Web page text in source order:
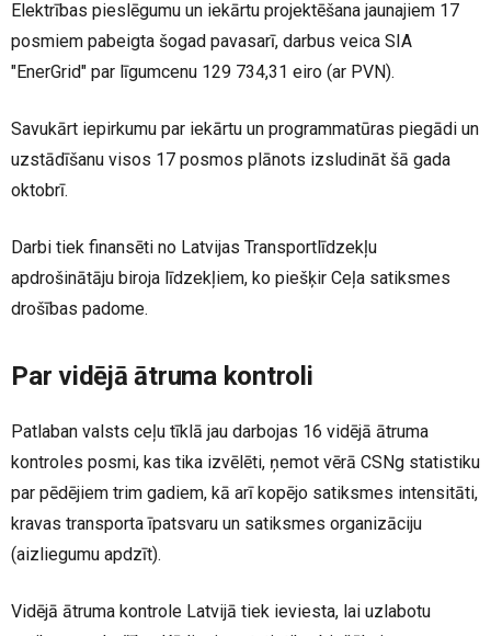
Elektrības pieslēgumu un iekārtu projektēšana jaunajiem 17
posmiem pabeigta šogad pavasarī, darbus veica SIA
"EnerGrid" par līgumcenu 129 734,31 eiro (ar PVN).
Savukārt iepirkumu par iekārtu un programmatūras piegādi un
uzstādīšanu visos 17 posmos plānots izsludināt šā gada
oktobrī.
Darbi tiek finansēti no Latvijas Transportlīdzekļu
apdrošinātāju biroja līdzekļiem, ko piešķir Ceļa satiksmes
drošības padome.
Par vidējā ātruma kontroli
Patlaban valsts ceļu tīklā jau darbojas 16 vidējā ātruma
kontroles posmi, kas tika izvēlēti, ņemot vērā CSNg statistiku
par pēdējiem trim gadiem, kā arī kopējo satiksmes intensitāti,
kravas transporta īpatsvaru un satiksmes organizāciju
(aizliegumu apdzīt).
Vidējā ātruma kontrole Latvijā tiek ieviesta, lai uzlabotu